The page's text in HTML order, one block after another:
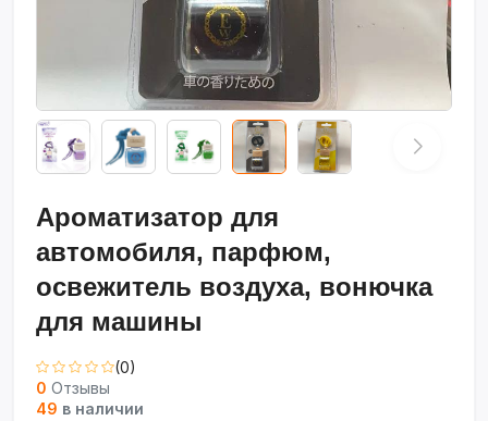
Ароматизатор для
автомобиля, парфюм,
освежитель воздуха, вонючка
для машины
(0)
0 Отзывы
49 в наличии